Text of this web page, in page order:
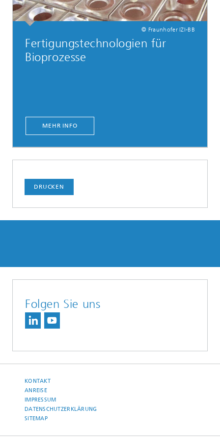
© Fraunhofer IZI-BB
Fertigungstechnologien für
Bioprozesse
MEHR INFO
DRUCKEN
Folgen Sie uns
KONTAKT
ANREISE
IMPRESSUM
DATENSCHUTZERKLÄRUNG
SITEMAP